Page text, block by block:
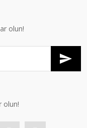
olun!
olun!